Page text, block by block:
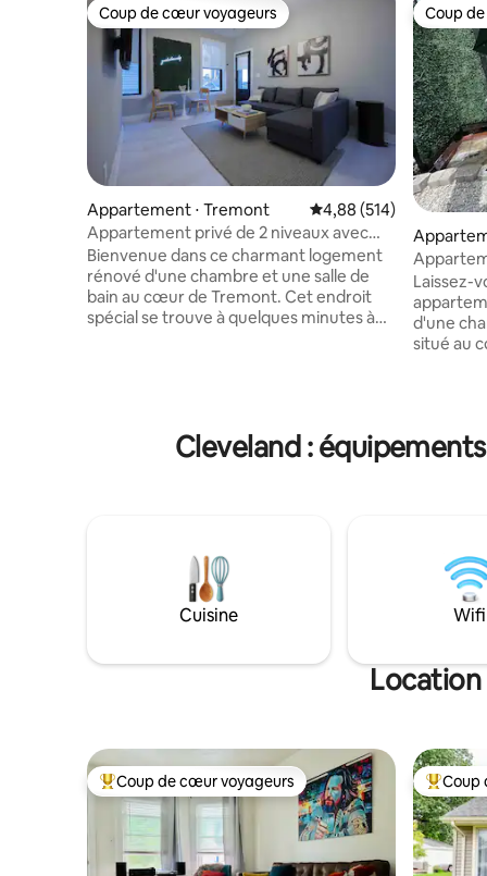
Coup de cœur voyageurs
Coup de cœur voyageurs
Appartement ⋅ Tremont Évaluation moyenne
4,88 (514)
Appartement privé de 2 niveaux avec
jacuzzi à Tremont
Bienvenue dans ce charmant logement
rénové d'une chambre et une salle de
bain au cœur de Tremont. Cet endroit
spécial se trouve à quelques minutes à
votre boisson préférée ou recevoir des
amis !! Le logement dispose d'une entrée
privé avec beaucoup d'espace pour 4 !
Coup
Coup
rcle
Italy !
Laissez-
d'une
situé au
bien
puissiez
Cleveland :
Cuisine Wifi
Location
Coups de cœur voyageurs les plus appréciés
Coup de cœur voyageurs Coups
Coup